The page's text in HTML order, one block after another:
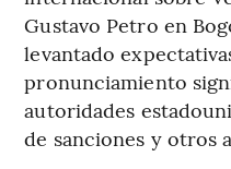
Gustavo Petro en
levantado
pronunciamiento
autoridades
de sanciones y otros